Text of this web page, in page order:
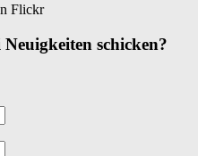
Flickr
schicken?